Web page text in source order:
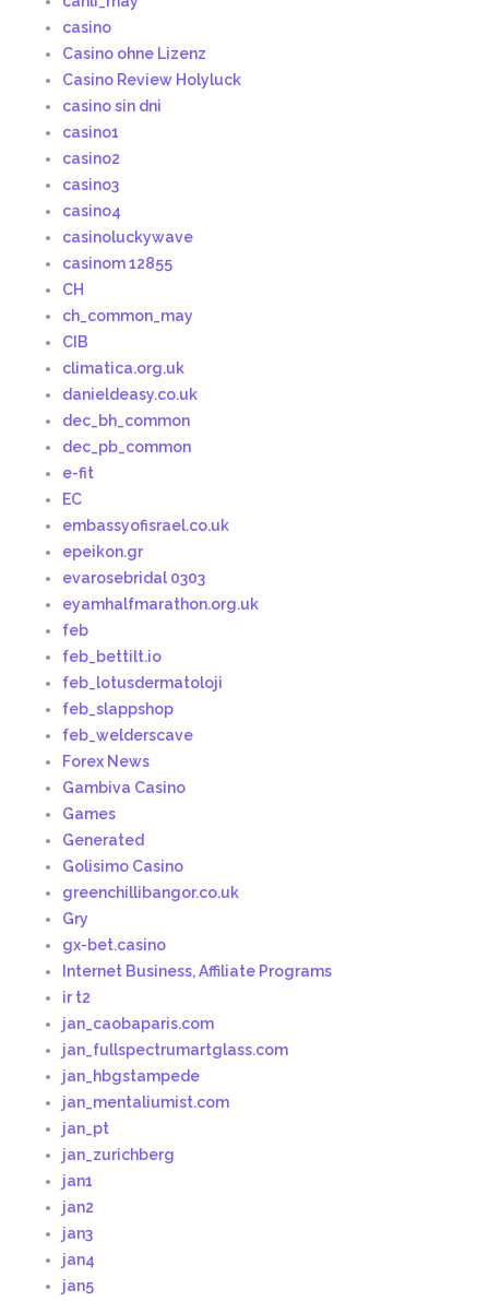
casino
Casino ohne Lizenz
Casino Review Holyluck
casino sin dni
casino1
casino2
casino3
casino4
casinoluckywave
casinom 12855
CH
ch_common_may
CIB
climatica.org.uk
danieldeasy.co.uk
dec_bh_common
dec_pb_common
e-fit
EC
embassyofisrael.co.uk
epeikon.gr
evarosebridal 0303
eyamhalfmarathon.org.uk
feb
feb_bettilt.io
feb_lotusdermatoloji
feb_slappshop
feb_welderscave
Forex News
Gambiva Casino
Games
Generated
Golisimo Casino
greenchillibangor.co.uk
Gry
gx-bet.casino
Internet Business, Affiliate Programs
ir t2
jan_caobaparis.com
jan_fullspectrumartglass.com
jan_hbgstampede
jan_mentaliumist.com
jan_pt
jan_zurichberg
jan1
jan2
jan3
jan4
jan5